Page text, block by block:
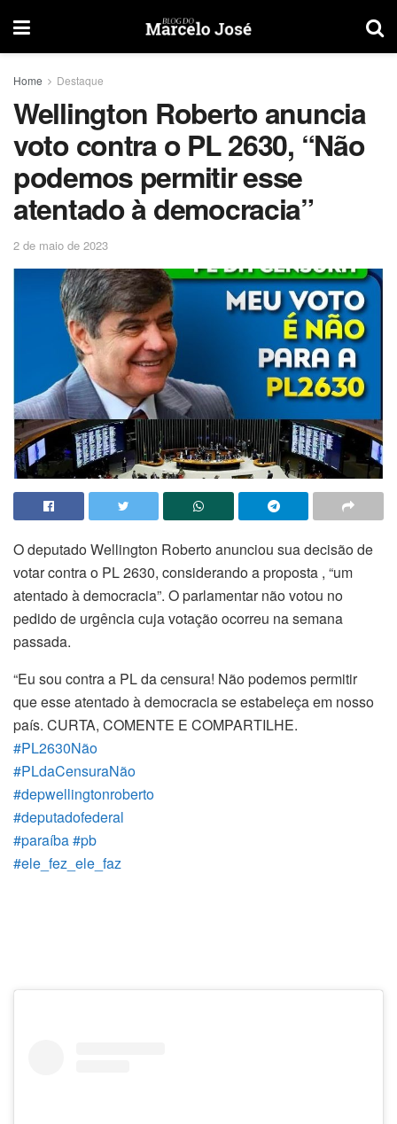
Home Destaque
Wellington Roberto anuncia
voto contra o PL 2630, “Não
podemos permitir esse
atentado à democracia”
2 de maio de 2023
O deputado Wellington Roberto anunciou sua decisão de
votar contra o PL 2630, considerando a proposta , “um
atentado à democracia”. O parlamentar não votou no
pedido de urgência cuja votação ocorreu na semana
passada.
“Eu sou contra a PL da censura! Não podemos permitir
que esse atentado à democracia se estabeleça em nosso
país. CURTA, COMENTE E COMPARTILHE.
#PL2630Não
#PLdaCensuraNão
#depwellingtonroberto
#deputadofederal
#paraíba#pb
#ele_fez_ele_faz